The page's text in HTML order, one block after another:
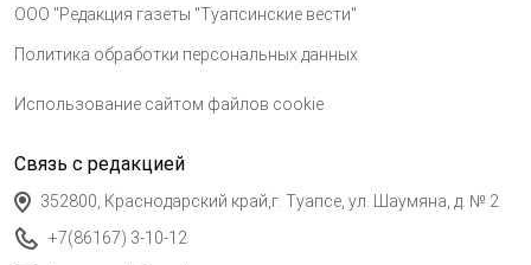
ООО "Редакция газеты "Туапсинские вести"
Политика обработки персональных данных
Использование сайтом файлов cookie
Связь с редакцией
352800, Краснодарский край,г. Туапсе, ул. Шаумяна, д. № 2
+7(86167) 3-10-12